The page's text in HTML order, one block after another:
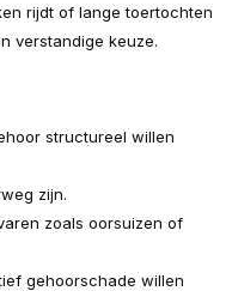
rijdt of lange toertochten
verstandige keuze.
structureel willen
zijn.
zoals oorsuizen of
gehoorschade willen